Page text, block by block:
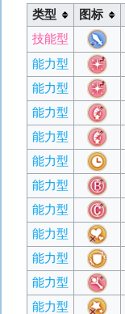
类型 图标
技能型
能力型
能力型
能力型
能力型
能力型
能力型
能力型
能力型
能力型
能力型
能力型